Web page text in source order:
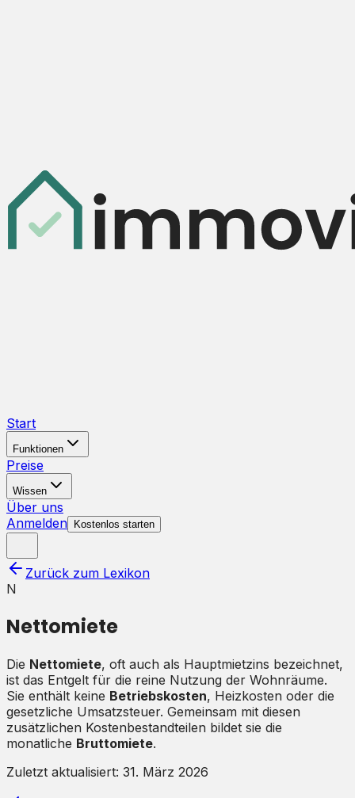
Start
Funktionen
Preise
Wissen
Über uns
Anmelden
Kostenlos starten
Zurück zum Lexikon
N
Nettomiete
Die Nettomiete, oft auch als Hauptmietzins bezeichnet,
ist das Entgelt für die reine Nutzung der Wohnräume.
Sie enthält keine Betriebskosten, Heizkosten oder die
gesetzliche Umsatzsteuer. Gemeinsam mit diesen
zusätzlichen Kostenbestandteilen bildet sie die
monatliche Bruttomiete.
Zuletzt aktualisiert: 31. März 2026